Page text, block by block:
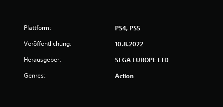
Plattform: PS4, PS5
Veröffentlichung: 10.8.2022
Herausgeber: SEGA EUROPE LTD
Genres: Action